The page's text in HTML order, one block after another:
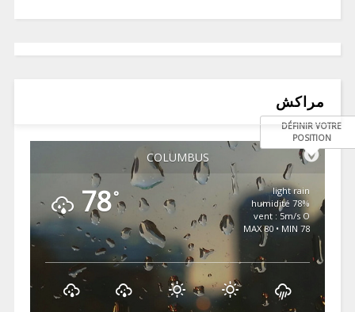
مراكش
COLUMBUS
DÉFINIR VOTRE
POSITION
78°
light rain
78% humidité
vent : 5m/s O
MAX 80 • MIN 78